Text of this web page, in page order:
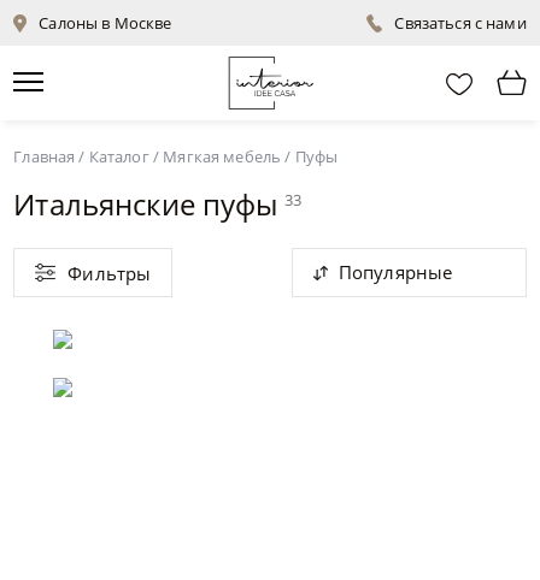
Салоны в Москве Связаться с нами
Главная / Каталог/ Мягкая мебель / Пуфы
Итальянские пуфы 33
Фильтры Популярные